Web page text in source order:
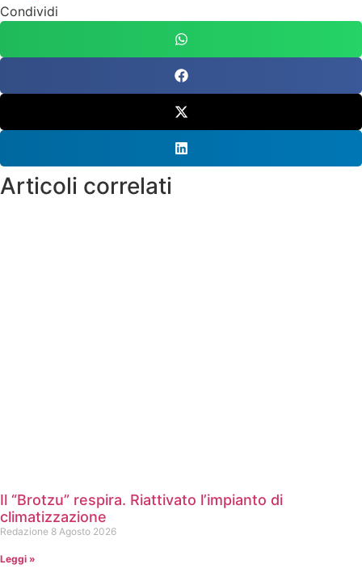
Condividi
Articoli correlati
Il “Brotzu” respira. Riattivato l’impianto di
climatizzazione
Redazione 8 Agosto 2026
Leggi »